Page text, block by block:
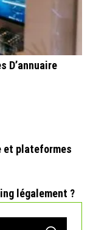
D’annuaire
et plateformes
légalement ?